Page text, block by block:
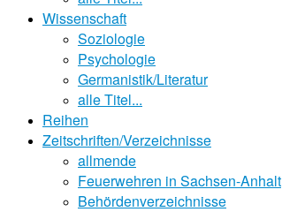
Wissenschaft
Soziologie
Psychologie
Germanistik/Literatur
alle Titel...
Reihen
Zeitschriften/Verzeichnisse
allmende
Feuerwehren in Sachsen-Anhalt
Behördenverzeichnisse